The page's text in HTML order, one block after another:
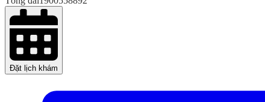
Đặt lịch khám